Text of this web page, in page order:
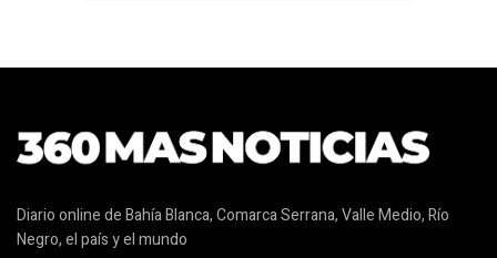
Diario online de Bahía Blanca, Comarca Serrana, Valle Medio, Río
Negro, el país y el mundo